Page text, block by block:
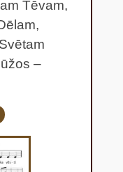
Tēvam,
–